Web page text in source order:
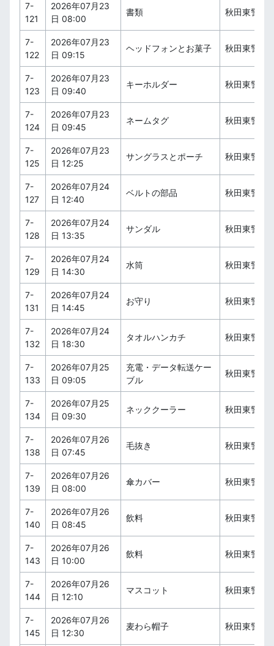
7-
121
2026年07月23
日 08:00
書類 秋田東警察
7-
122
2026年07月23
日 09:15
ヘッドフォンとお菓子 秋田東警察
7-
123
2026年07月23
日 09:40
キーホルダー 秋田東警察
7-
124
2026年07月23
日 09:45
ネームタグ 秋田東警察
7-
125
2026年07月23
日 12:25
サングラスとポーチ 秋田東警察
7-
127
2026年07月24
日 12:40
ベルトの部品 秋田東警察
7-
128
2026年07月24
日 13:35
サンダル 秋田東警察
7-
129
2026年07月24
日 14:30
水筒 秋田東警察
7-
131
2026年07月24
日 14:45
お守り 秋田東警察
7-
132
2026年07月24
日 18:30
タオルハンカチ 秋田東警察
7-
133
2026年07月25
日 09:05
充電・データ転送ケー
ブル
秋田東警察
7-
134
2026年07月25
日 09:30
ネッククーラー 秋田東警察
7-
138
2026年07月26
日 07:45
毛抜き 秋田東警察
7-
139
2026年07月26
日 08:00
傘カバー 秋田東警察
7-
140
2026年07月26
日 08:45
飲料 秋田東警察
7-
143
2026年07月26
日 10:00
飲料 秋田東警察
7-
144
2026年07月26
日 12:10
マスコット 秋田東警察
7-
145
2026年07月26
日 12:30
麦わら帽子 秋田東警察